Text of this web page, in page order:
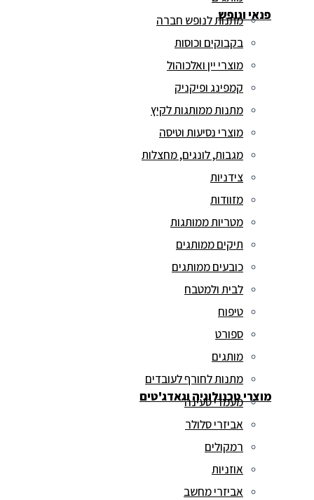
פנאי ונופשמתנות לנופש חברה
בקבוקים וכוסות
מוצרי יין ואלכוהול
קמפינג ופיקניק
מתנות ממותגות לקיץ
מוצרי נסיעות וטיסה
מגבות, לונגים, מחצלות
צידניות
מזוודות
מטריות ממותגות
תיקים ממותגים
כובעים ממותגים
לבית ולמטבח
טיפוח
ספורט
מותגים
מתנות לחורף לעובדים
מוצרי טכנולוגיה וגאדג'טים
מעמדי טעינה
אביזרי סלולר
רמקולים
אוזניות
אביזרי מחשב